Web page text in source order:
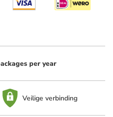
per year
Veilige verbinding